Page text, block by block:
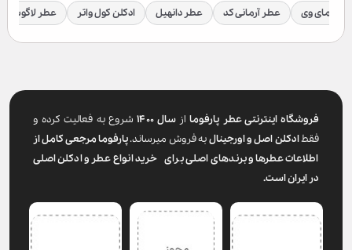
عطر مای وی عطر آرمانی کد عطر دانهیل ادکلن کول واتر عطر لاگوست
فروشگاه اینترنتی عطر پارفوما از سال ۱۴۰۰
شروع به فعالیت کرده و
فقطادکلن اصل و اورجینالبه فروش میرساند.پارفومامرجعی کامل از
اطلاعات عطرها و برندهای اصلی برای خرید انواع عطر و ادکلن اصلی
در ایران است.